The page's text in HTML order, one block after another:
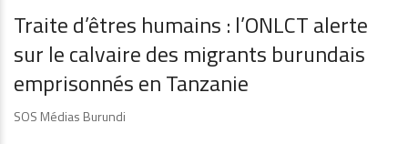
Traite d’êtres humains : l’ONLCT alerte
sur le calvaire des migrants burundais
emprisonnés en Tanzanie
SOS Médias Burundi